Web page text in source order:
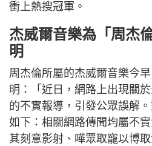
衝上熱搜冠軍。
杰威爾音樂為「周杰
明
周杰倫所屬的杰威爾音樂今
明：「近日，網路上出現關
的不實報導，引發公眾誤解
如下：相關網路傳聞均屬不
其刻意影射、嘩眾取寵以博